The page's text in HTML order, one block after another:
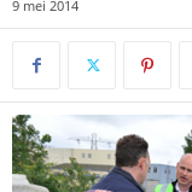
9 mei 2014